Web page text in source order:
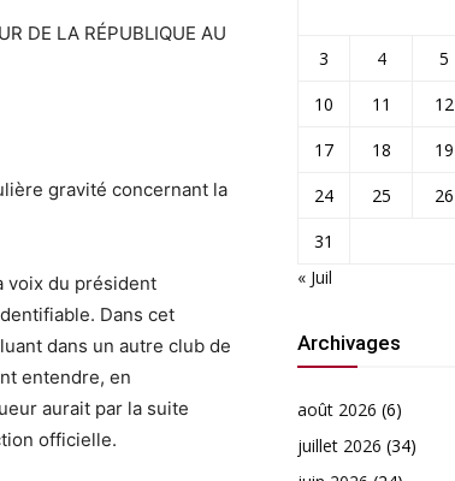
DE LA RÉPUBLIQUE AU
gravité concernant la
voix du président
Dans cet
dans un autre club de
entendre, en
aurait par la suite
officielle.
3
4 5
10
11 12
17
18 19
24
25 26
31
« Juil
Archivages
août 2026 (6)
juillet 2026 (34)